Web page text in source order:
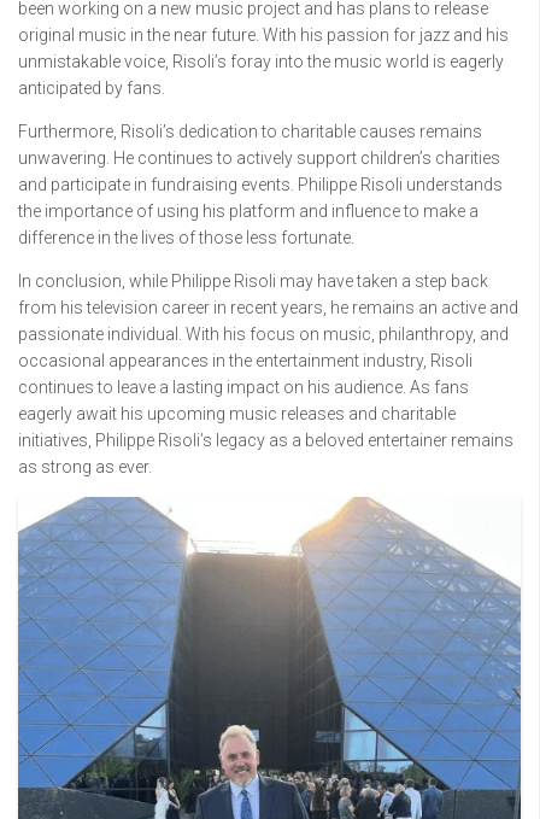
been working on a new music project and has plans to release
original music in the near future. With his passion for jazz and his
unmistakable voice, Risoli’s foray into the music world is eagerly
anticipated by fans.
Furthermore, Risoli’s dedication to charitable causes remains
unwavering. He continues to actively support children’s charities
and participate in fundraising events. Philippe Risoli understands
the importance of using his platform and influence to make a
difference in the lives of those less fortunate.
In conclusion, while Philippe Risoli may have taken a step back
from his television career in recent years, he remains an active and
passionate individual. With his focus on music, philanthropy, and
occasional appearances in the entertainment industry, Risoli
continues to leave a lasting impact on his audience. As fans
eagerly await his upcoming music releases and charitable
initiatives, Philippe Risoli’s legacy as a beloved entertainer remains
as strong as ever.